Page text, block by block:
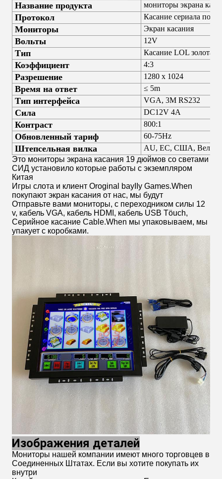
Название продукта мониторы экрана
Протокол Касание сериала
Мониторы Экран касания
Вольты 12V
Тип Касание LOL золота
Коэффициент 4:3
Разрешение 1280 x 1024
Время на ответ ≤ 5m
Тип интерфейса VGA, 3M RS232
Сила DC12V 4A
Контраст 800:1
Обновленный тариф 60-75Hz
Штепсельная вилка
AU, ЕС, США,
Это мониторы экрана касания 19 дюймов со светами
СИД установило которые работы с экземпляром
Китая
Игры слота и клиент Oroginal bayIIy Games.When
покупают экран касания от нас, мы будут
Отправьте вами мониторы, с переходником силы 12
v, кабель VGA, кабель HDMI, кабель USB Töuch,
Серийное касание Cable.When мы упаковываем, мы
упакует с коробками.